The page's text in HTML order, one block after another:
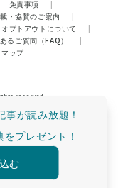
事が読み放題！
プレゼント！
む
免責事項
|
・協賛のご案内
|
オプトアウトについて
|
るご質問（FAQ）
|
ップ
reserved.